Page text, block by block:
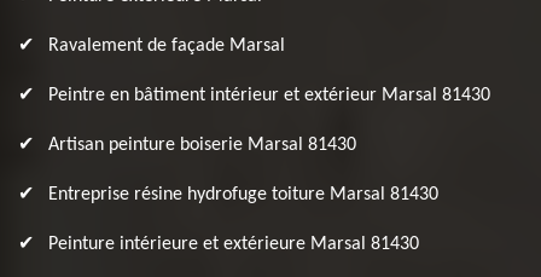
Ravalement de façade Marsal
Peintre en bâtiment intérieur et extérieur Marsal 81430
Artisan peinture boiserie Marsal 81430
Entreprise résine hydrofuge toiture Marsal 81430
Peinture intérieure et extérieure Marsal 81430